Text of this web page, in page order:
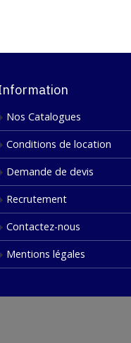
Nos Catalogues
Conditions de location
Demande de devis
Recrutement
Contactez-nous
Mentions légales